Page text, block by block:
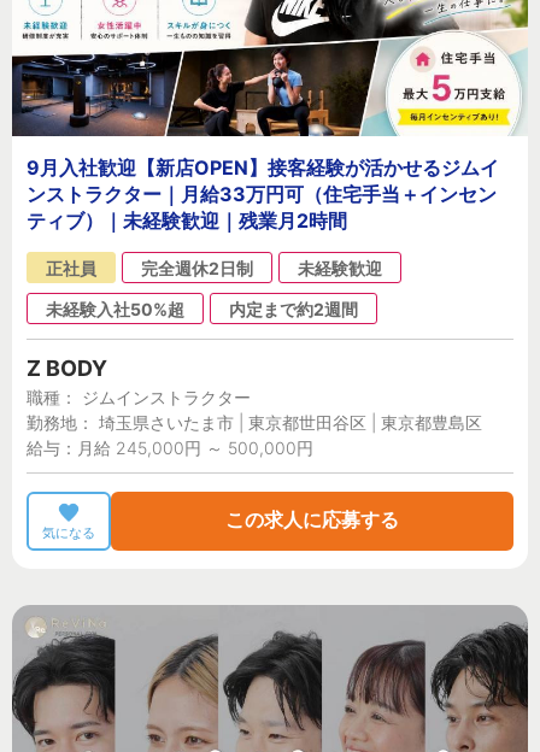
9月入社歓迎【新店OPEN】接客経験が活かせるジムイ
ンストラクター｜月給33万円可（住宅手当＋インセン
ティブ）｜未経験歓迎｜残業月2時間
正社員 完全週休2日制
未経験歓迎
未経験入社50%超
内定まで約2週間
Z BODY
職種： ジムインストラクター
勤務地： 埼玉県さいたま市 | 東京都世田谷区 | 東京都豊島区
給与：月給 245,000円 ～ 500,000円
気になる
この求人に応募する